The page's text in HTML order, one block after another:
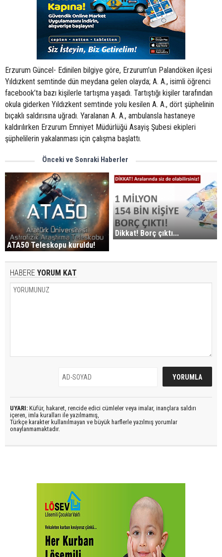
Erzurum Güncel- Edinilen bilgiye göre, Erzurum’un Palandöken ilçesi
Yıldızkent semtinde dün meydana gelen olayda; A. A., isimli öğrenci
facebook’ta bazı kişilerle tartışma yaşadı. Tartıştığı kişiler tarafından
okula giderken Yıldızkent semtinde yolu kesilen A. A., dört şüphelinin
bıçaklı saldırısına uğradı. Yaralanan A. A., ambulansla hastaneye
kaldırılırken Erzurum Emniyet Müdürlüğü Asayiş Şubesi ekipleri
şüphelilerin yakalanması için çalışma başlattı.
Önceki ve Sonraki Haberler
ATA50 Teleskopu kuruldu!
Dikkat! Borç çıktı...
HABERE YORUM KAT
UYARI: Küfür, hakaret, rencide edici cümleler veya imalar, inançlara saldırı
içeren, imla kuralları ile yazılmamış,
Türkçe karakter kullanılmayan ve büyük harflerle yazılmış yorumlar
onaylanmamaktadır.